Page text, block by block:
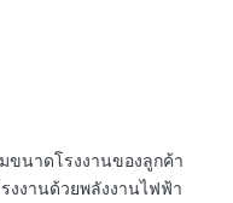
ขนาดโรงงานของลูกค้า
งงานด้วยพลังงานไฟฟ้า